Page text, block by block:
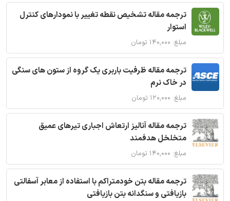
ترجمه مقاله تشخیص نقطه تغییر با نمودارهای کنترل
استوار
مبلغ: ۱۴۰,۰۰۰ تومان
ترجمه مقاله ظرفیت باربری یک گروه از ستون های سنگی
در خاک نرم
مبلغ: ۱۲۰,۰۰۰ تومان
ترجمه مقاله آنالیز ارتعاش اجباری تیرهای عمیق
متخلخل هدفمند
مبلغ: ۱۴۰,۰۰۰ تومان
ترجمه مقاله بتن خودمتراکم با استفاده از معابر آسفالتی
بازیافتی و سنگدانه بتن بازیافتی